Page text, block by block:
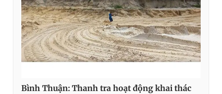
Bình Thuận: Thanh tra hoạt động khai thác